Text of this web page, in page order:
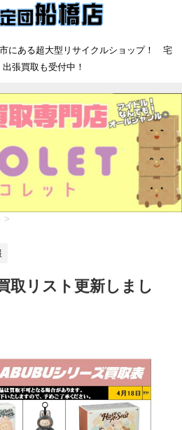
にある超大型リサイクルショップ！ 宅
張買取も受付中！
>
取リスト更新しまし